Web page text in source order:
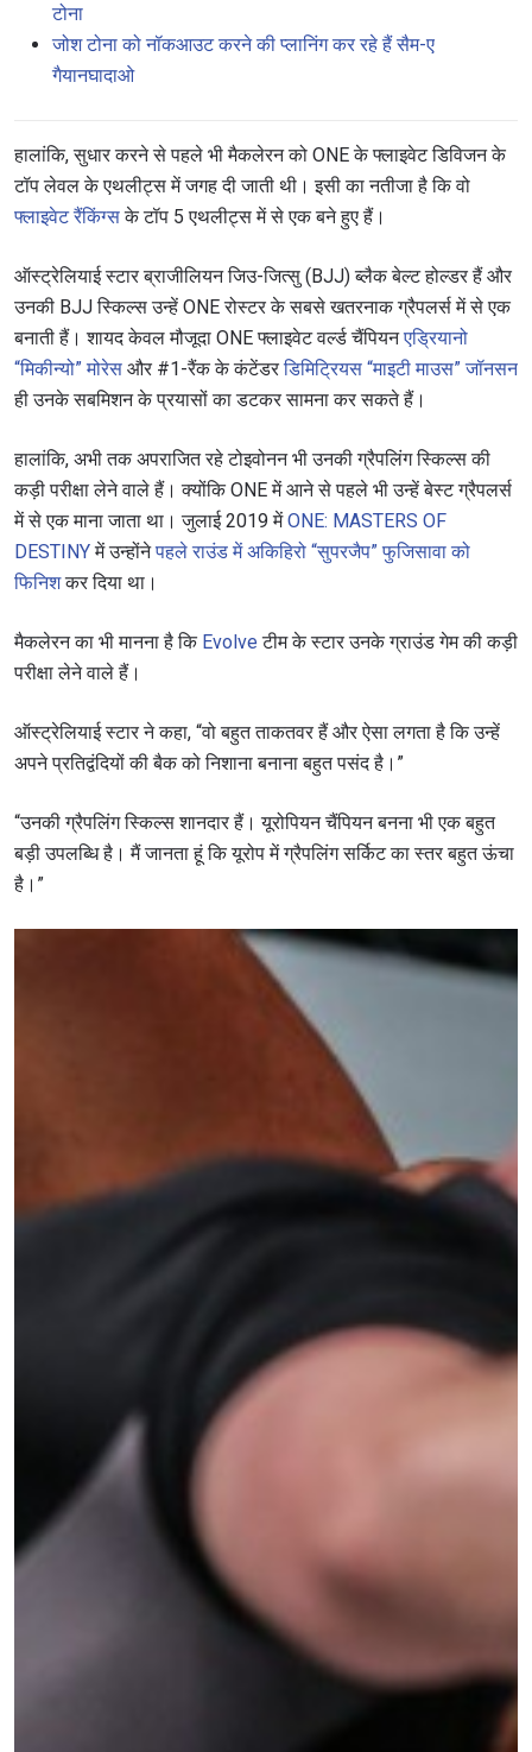
टोना
जोश टोना को नॉकआउट करने की प्लानिंग कर रहे हैं सैम-ए
गैयानघादाओ
हालांकि, सुधार करने से पहले भी मैकलेरन को ONE के फ्लाइवेट डिविजन के
टॉप लेवल के एथलीट्स में जगह दी जाती थी। इसी का नतीजा है कि वो
फ्लाइवेट रैंकिंग्सके टॉप 5 एथलीट्स में से एक बने हुए हैं।
ऑस्ट्रेलियाई स्टार ब्राजीलियन जिउ-जित्सु (BJJ) ब्लैक बेल्ट होल्डर हैं और
उनकी BJJ स्किल्स उन्हें ONE रोस्टर के सबसे खतरनाक ग्रैपलर्स में से एक
बनाती हैं। शायद केवल मौजूदा ONE फ्लाइवेट वर्ल्ड चैंपियनएड्रियानो
“मिकीन्यो” मोरेस और #1-रैंक के कंटेंडरडिमिट्रियस “माइटी माउस” जॉनसन
ही उनके सबमिशन के प्रयासों का डटकर सामना कर सकते हैं।
हालांकि, अभी तक अपराजित रहे टोइवोनन भी उनकी ग्रैपलिंग स्किल्स की
कड़ी परीक्षा लेने वाले हैं। क्योंकि ONE में आने से पहले भी उन्हें बेस्ट ग्रैपलर्स
में से एक माना जाता था। जुलाई 2019 मेंONE: MASTERS OF
DESTINYमें उन्होंनेपहले राउंड में अकिहिरो “सुपरजैप” फुजिसावा को
फिनिशकर दिया था।
मैकलेरन का भी मानना है कि Evolve टीम के स्टार उनके ग्राउंड गेम की कड़ी
परीक्षा लेने वाले हैं।
ऑस्ट्रेलियाई स्टार ने कहा, “वो बहुत ताकतवर हैं और ऐसा लगता है कि उन्हें
अपने प्रतिद्वंदियों की बैक को निशाना बनाना बहुत पसंद है।”
“उनकी ग्रैपलिंग स्किल्स शानदार हैं। यूरोपियन चैंपियन बनना भी एक बहुत
बड़ी उपलब्धि है। मैं जानता हूं कि यूरोप में ग्रैपलिंग सर्किट का स्तर बहुत ऊंचा
है।”